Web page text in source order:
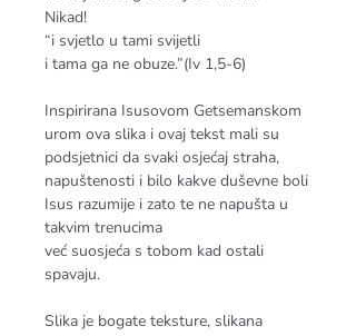
Nikad!
“i svjetlo u tami svijetli
i tama ga ne obuze.”(Iv 1,5-6)
Inspirirana Isusovom Getsemanskom
urom ova slika i ovaj tekst mali su
podsjetnici da svaki osjećaj straha,
napuštenosti i bilo kakve duševne boli
Isus razumije i zato te ne napušta u
takvim trenucima
već suosjeća s tobom kad ostali
spavaju.
Slika je bogate teksture, slikana